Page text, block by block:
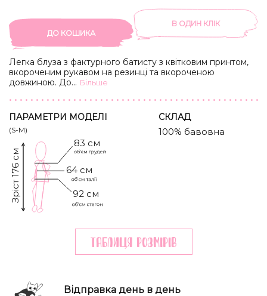
ДО КОШИКА
В ОДИН КЛIК
Легка блуза з фактурного батисту з квітковим принтом,
вкороченим рукавом на резинці та вкороченою
довжиною. Доповнили модель кольоровими ґудзиками,
... Бiльше
ПАРАМЕТРИ МОДЕЛІ
(S-M)
83 см
Зріст 176 см 64 см
92 см
CКЛАД
100% бавовна
Таблиця розмiрiв
Відправка день в день